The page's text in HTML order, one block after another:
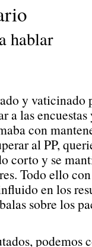
hablar
y vaticinado
a las
con
al PP,
corto y se
Todo ello
en los
sobre los